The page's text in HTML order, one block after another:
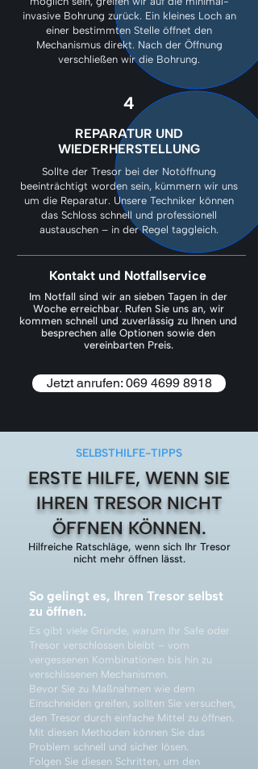
invasive Bohrung zurück. Ein kleines Loch an
einer bestimmten Stelle öffnet den
Mechanismus direkt. Nach der Öffnung
verschließen wir die Bohrung.
4
REPARATUR UND
WIEDERHERSTELLUNG
Sollte der Tresor bei der Notöffnung
beeinträchtigt worden sein, kümmern wir uns
um die Reparatur. Unsere Techniker können
das Schloss schnell und professionell
austauschen – in der Regel taggleich.
Kontakt und Notfallservice
Im Notfall sind wir an sieben Tagen in der
Woche erreichbar. Rufen Sie uns an, wir
kommen schnell und zuverlässig zu Ihnen und
besprechen alle Optionen sowie den
vereinbarten Preis.
Jetzt anrufen: 069 4699 8918
SELBSTHILFE-TIPPS
ERSTE HILFE, WENN SIE
IHREN TRESOR NICHT
ÖFFNEN KÖNNEN.
Hilfreiche Ratschläge, wenn sich Ihr Tresor
nicht mehr öffnen lässt.
So gelingt es, Ihren Tresor selbst
zu öffnen.
Es gibt viele Gründe, warum Ihr Safe oder
Tresor verschlossen bleibt – vom
vergessenen Kombinationen bis hin zu
verschlissenen Mechanismen.
Bevor Sie zu Maßnahmen wie dem
Einschneiden greifen, sollten Sie versuchen,
den Tresor durch einfache Mittel zu öffnen.
Mit diesen Methoden können Sie das
Problem schnell und sicher lösen.
Folgen Sie diesen Schritten, um den